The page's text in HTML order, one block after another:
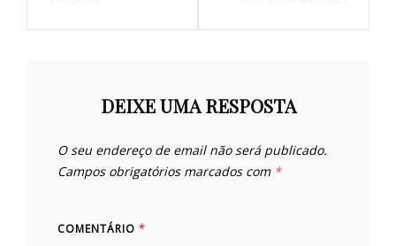
DEIXE UMA RESPOSTA
O seu endereço de email não será publicado.
Campos obrigatórios marcados com *
COMENTÁRIO *